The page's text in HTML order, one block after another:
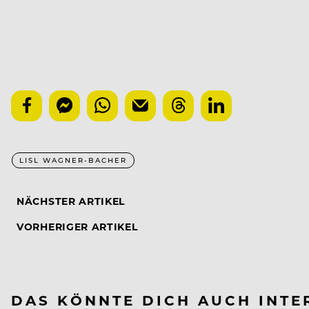
LISL WAGNER-BACHER
NÄCHSTER ARTIKEL
VORHERIGER ARTIKEL
DAS KÖNNTE DICH AUCH